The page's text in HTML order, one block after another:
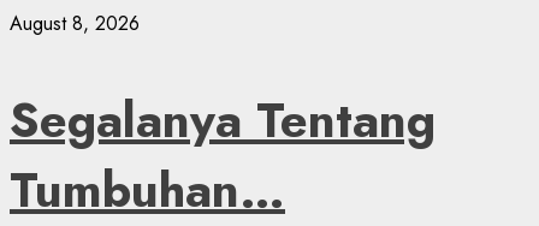
Skip
August 8, 2026
Segalanya Tentang
Tumbuhan…